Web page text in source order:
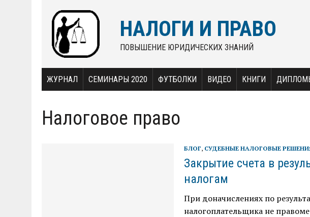
НАЛОГИ И ПРАВО
ПОВЫШЕНИЕ ЮРИДИЧЕСКИХ ЗНАНИЙ
ЖУРНАЛ СЕМИНАРЫ 2020 ФУТБОЛКИ ВИДЕО КНИГИ
Налоговое право
БЛОГ, СУДЕБНЫЕ НАЛОГОВЫЕ
Закрытие счета в
налогам
При доначислениях по
налогоплательщика не